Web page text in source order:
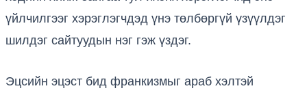
үйлчилгээг хэрэглэгчдэд үнэ төлбөргүй үзүүлдэг
шилдэг сайтуудын нэг гэж үздэг.
Эцсийн эцэст бид франкизмыг араб хэлтэй